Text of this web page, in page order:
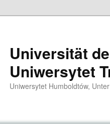
Universität
Uniwersytet
Uniwersytet Humboldtów,